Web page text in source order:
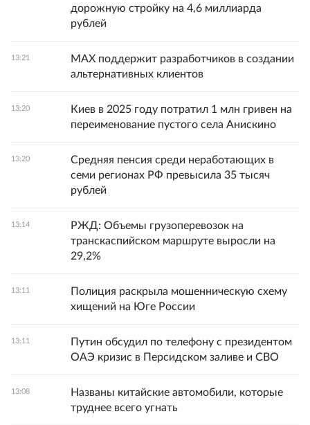
дорожную стройку на 4,6 миллиарда
рублей
13:21
MAX поддержит разработчиков в создании
альтернативных клиентов
13:20
Киев в 2025 году потратил 1 млн гривен на
переименование пустого села Анискино
13:20
Средняя пенсия среди неработающих в
семи регионах РФ превысила 35 тысяч
рублей
13:14
РЖД: Объемы грузоперевозок на
транскаспийском маршруте выросли на
29,2%
13:11
Полиция раскрыла мошенническую схему
хищений на Юге России
13:11
Путин обсудил по телефону с президентом
ОАЭ кризис в Персидском заливе и СВО
13:08
Названы китайские автомобили, которые
труднее всего угнать